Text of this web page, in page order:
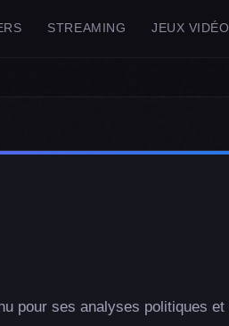
STREAMING JEUX VIDÉO
pour ses analyses politiques et